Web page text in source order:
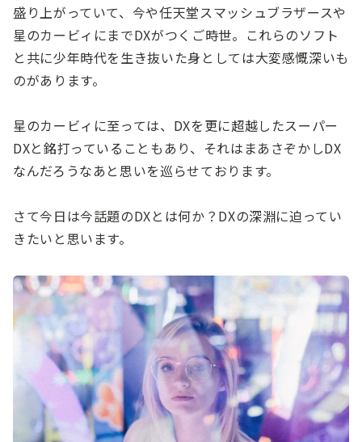
盛り上がっていて、今や任天堂スマッシュブラザースや
星のカービィにまでDXがつくご時世。これらのソフト
と共に少年時代を生き抜いた身としては大変感慨深いも
のがあります。
星のカービィに至っては、DXを更に超越したスーパー
DXと銘打っていることもあり、それはまあさぞかしDX
なんだろうなあと思いを巡らせております。
さて今日は今話題のDXとは何か？DXの深淵に迫ってい
きたいと思います。